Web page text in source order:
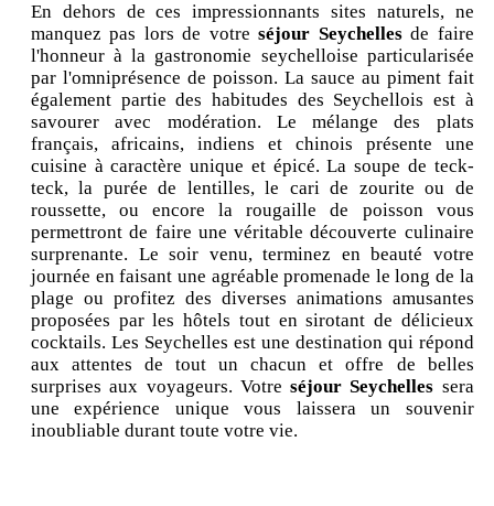
En dehors de ces impressionnants sites naturels, ne
manquez pas lors de votreséjour Seychellesde faire
l'honneur à la gastronomie seychelloise particularisée
par l'omniprésence de poisson. La sauce au piment fait
également partie des habitudes des Seychellois est à
savourer avec modération. Le mélange des plats
français, africains, indiens et chinois présente une
cuisine à caractère unique et épicé. La soupe de teck-
teck, la purée de lentilles, le cari de zourite ou de
roussette, ou encore la rougaille de poisson vous
permettront de faire une véritable découverte culinaire
surprenante. Le soir venu, terminez en beauté votre
journée en faisant une agréable promenade le long de la
plage ou profitez des diverses animations amusantes
proposées par les hôtels tout en sirotant de délicieux
cocktails. Les Seychelles est une destination qui répond
aux attentes de tout un chacun et offre de belles
surprises aux voyageurs. Votreséjour Seychelles sera
une expérience unique vous laissera un souvenir
inoubliable durant toute votre vie.